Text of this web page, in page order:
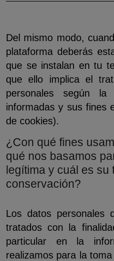
Del mismo modo,
plataforma deberás
que se instalan en tu
que ello implica el
personales según
informadas y sus fines
de cookies).
¿Con qué fines
qué nos basamos
legítima y cuál es su
conservación?
Los datos personales
tratados con la
particular en la
realizamos para la